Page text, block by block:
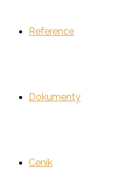
Reference
Dokumenty
Ceník